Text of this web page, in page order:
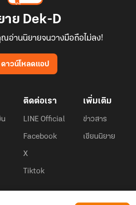
าย Dek-D
อ่านนิยายจนวางมือถือไม่ลง!
ดาวน์โหลดแอป
น
ติดต่อเรา
LINE Official
Facebook
X
Tiktok
เพิ่มเติม
ข่าวสาร
เขียนนิยาย